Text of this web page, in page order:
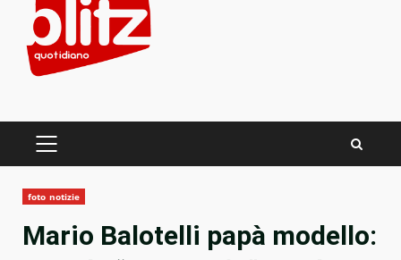
content
PRIMARY
foto notizie
Mario Balotelli papà modello: